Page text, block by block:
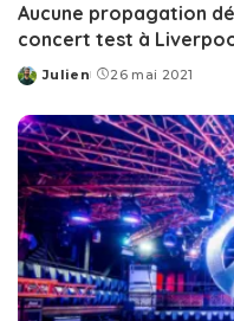
Aucune propagation
concert test à
Posted
Julien 26 mai 2021